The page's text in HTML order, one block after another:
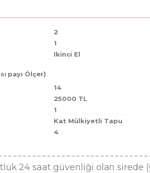
2
1
Ikinci El
payı Ölçer)
14
25000 TL
1
Kat Mülkiyetli Tapu
4
24 saat güvenliği olan sirede